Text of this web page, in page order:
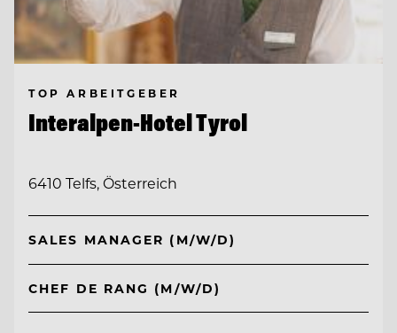
TOP ARBEITGEBER
Interalpen-Hotel Tyrol
6410 Telfs, Österreich
SALES MANAGER (M/W/D)
CHEF DE RANG (M/W/D)